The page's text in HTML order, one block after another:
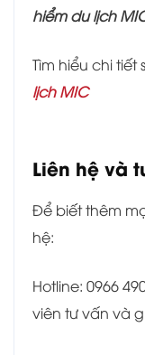
hiểm du lịch
Tìm hiểu chi
lịch MIC
Liên hệ và
Để biết thêm
hệ:
Hotline: 0966
viên tư vấn và